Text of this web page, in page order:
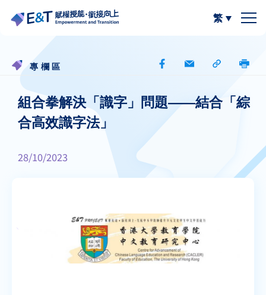
計劃內容
計劃成員
計劃活動與發展
關於比賽
2024-25
資源區
W.I.S.E【以寫帶讀】
寫作教學資源
繁
專欄區
組合拳解決「識字」問題——結合「綜
合高效識字法」
28/10/2023